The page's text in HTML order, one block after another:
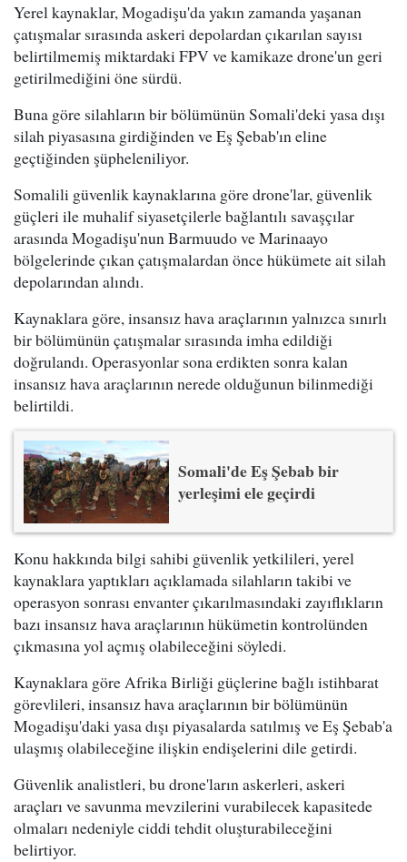
Yerel kaynaklar, Mogadişu'da yakın zamanda yaşanan
çatışmalar sırasında askeri depolardan çıkarılan sayısı
belirtilmemiş miktardaki FPV ve kamikaze drone'un geri
getirilmediğini öne sürdü.
Buna göre silahların bir bölümünün Somali'deki yasa dışı
silah piyasasına girdiğinden ve Eş Şebab'ın eline
geçtiğinden şüpheleniliyor.
Somalili güvenlik kaynaklarına göre drone'lar, güvenlik
güçleri ile muhalif siyasetçilerle bağlantılı savaşçılar
arasında Mogadişu'nun Barmuudo ve Marinaayo
bölgelerinde çıkan çatışmalardan önce hükümete ait silah
depolarından alındı.
Kaynaklara göre, insansız hava araçlarının yalnızca sınırlı
bir bölümünün çatışmalar sırasında imha edildiği
doğrulandı. Operasyonlar sona erdikten sonra kalan
insansız hava araçlarının nerede olduğunun bilinmediği
belirtildi.
Somali'de Eş Şebab bir
yerleşimi ele geçirdi
Konu hakkında bilgi sahibi güvenlik yetkilileri, yerel
kaynaklara yaptıkları açıklamada silahların takibi ve
operasyon sonrası envanter çıkarılmasındaki zayıflıkların
bazı insansız hava araçlarının hükümetin kontrolünden
çıkmasına yol açmış olabileceğini söyledi.
Kaynaklara göre Afrika Birliği güçlerine bağlı istihbarat
görevlileri, insansız hava araçlarının bir bölümünün
Mogadişu'daki yasa dışı piyasalarda satılmış ve Eş Şebab'a
ulaşmış olabileceğine ilişkin endişelerini dile getirdi.
Güvenlik analistleri, bu drone'ların askerleri, askeri
araçları ve savunma mevzilerini vurabilecek kapasitede
olmaları nedeniyle ciddi tehdit oluşturabileceğini
belirtiyor.